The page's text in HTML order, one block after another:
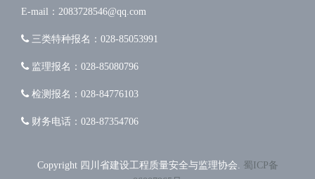
E-mail：2083728546@qq.com
三类特种报名：028-85053991
监理报名：028-85080796
检测报名：028-84776103
财务电话：028-87354706
Copyright 四川省建设工程质量安全与监理协会. 蜀ICP备